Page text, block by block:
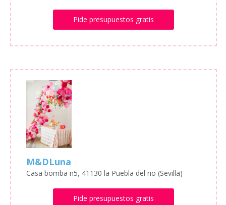
Pide presupuestos gratis
M&DLuna
Casa bomba n5, 41130 la Puebla del rio (Sevilla)
Pide presupuestos gratis